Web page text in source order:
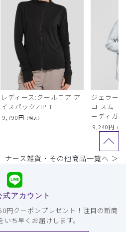
レディース:クールコア ア
イスパックZIP T
9,790円 （税込）
ジェラー
コ:スムー
ーディガン
9,240円 （税
ナース雑貨・その他商品一覧へ ＞
式アカウント
円クーポンプレゼント！注目の新商
ち早くお届けします。